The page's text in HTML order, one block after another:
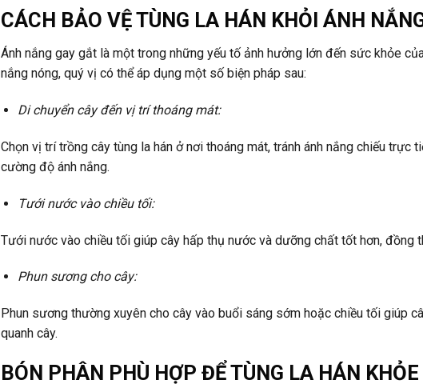
CÁCH BẢO VỆ TÙNG LA HÁN KHỎI ÁNH
Ánh nắng gay gắt là một trong những yếu tố ảnh hưởng lớn đến sức khỏe
nắng nóng, quý vị có thể áp dụng một số biện pháp sau:
Di chuyển cây đến vị trí thoáng mát:
Chọn vị trí trồng cây tùng la hán ở nơi thoáng mát, tránh ánh nắng chiếu
cường độ ánh nắng.
Tưới nước vào chiều tối:
Tưới nước vào chiều tối giúp cây hấp thụ nước và dưỡng chất tốt hơn, đồng
Phun sương cho cây:
Phun sương thường xuyên cho cây vào buổi sáng sớm hoặc chiều tối giúp
quanh cây.
BÓN PHÂN PHÙ HỢP ĐỂ TÙNG LA HÁN